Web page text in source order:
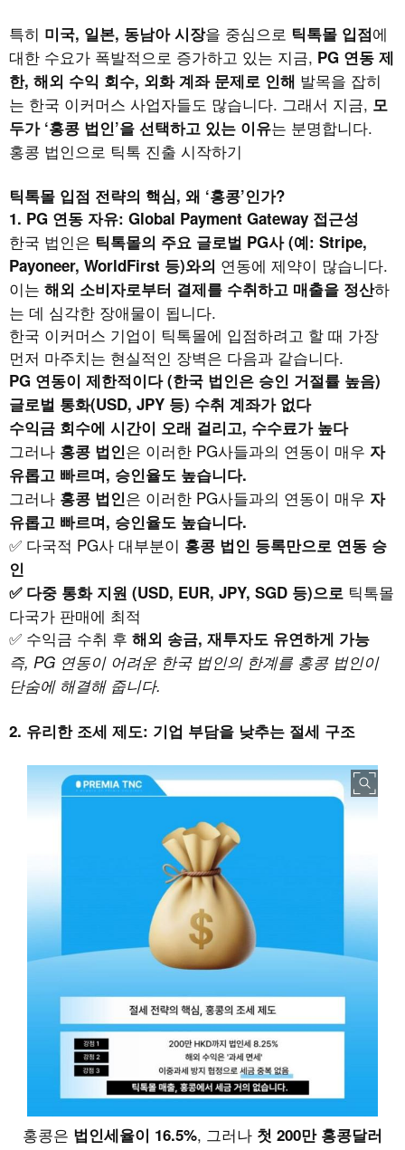
특히 미국, 일본, 동남아 시장을 중심으로 틱톡몰 입점에
대한 수요가 폭발적으로 증가하고 있는 지금, PG 연동 제
한, 해외 수익 회수, 외화 계좌 문제로 인해 발목을 잡히
는 한국 이커머스 사업자들도 많습니다. 그래서 지금, 모
두가 ‘홍콩 법인’을 선택하고 있는 이유는 분명합니다.
홍콩 법인으로 틱톡 진출 시작하기
틱톡몰 입점 전략의 핵심, 왜 ‘홍콩’인가?
1. PG 연동 자유: Global Payment Gateway 접근성
한국 법인은 틱톡몰의 주요 글로벌 PG사 (예: Stripe,
Payoneer, WorldFirst 등)와의 연동에 제약이 많습니다.
이는 해외 소비자로부터 결제를 수취하고 매출을 정산하
는 데 심각한 장애물이 됩니다.
한국 이커머스 기업이 틱톡몰에 입점하려고 할 때 가장
먼저 마주치는 현실적인 장벽은 다음과 같습니다.
PG 연동이 제한적이다 (한국 법인은 승인 거절률 높음)
글로벌 통화(USD, JPY 등) 수취 계좌가 없다
수익금 회수에 시간이 오래 걸리고, 수수료가 높다
그러나 홍콩 법인은 이러한 PG사들과의 연동이 매우 자
유롭고 빠르며, 승인율도 높습니다.
그러나 홍콩 법인은 이러한 PG사들과의 연동이 매우 자
유롭고 빠르며, 승인율도 높습니다.
✅ 다국적 PG사 대부분이 홍콩 법인 등록만으로 연동 승
인
✅ 다중 통화 지원 (USD, EUR, JPY, SGD 등)으로 틱톡몰
다국가 판매에 최적
✅ 수익금 수취 후 해외 송금, 재투자도 유연하게 가능
즉, PG 연동이 어려운 한국 법인의 한계를 홍콩 법인이
단숨에 해결해 줍니다.
2. 유리한 조세 제도: 기업 부담을 낮추는 절세 구조
홍콩은 법인세율이 16.5%, 그러나 첫 200만 홍콩달러